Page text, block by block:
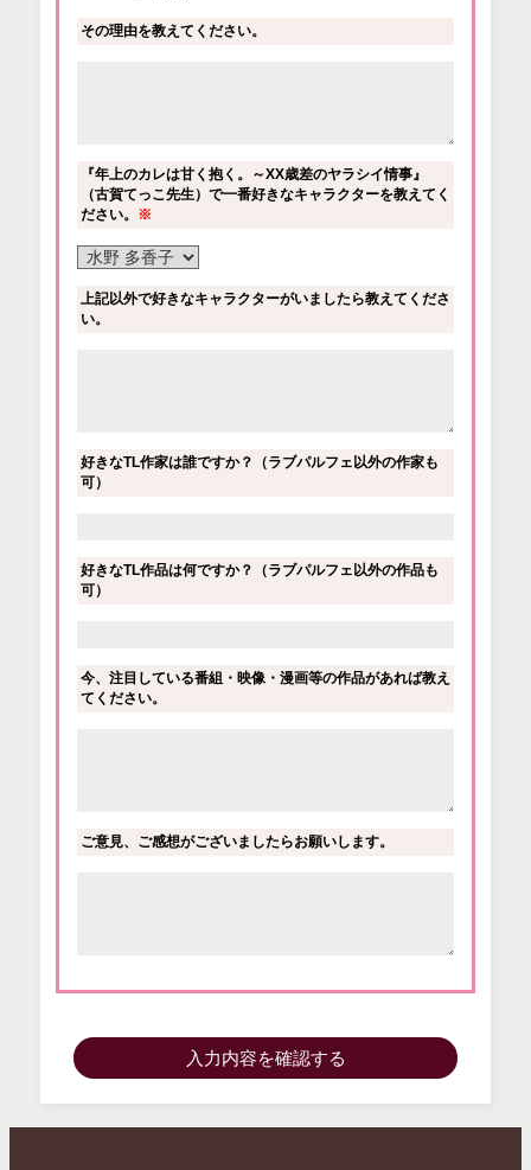
その理由を教えてください。
『年上のカレは甘く抱く。～XX歳差のヤラシイ情事』
（古賀てっこ先生）で一番好きなキャラクターを教えてく
ださい。 ※
上記以外で好きなキャラクターがいましたら教えてくださ
い。
好きなTL作家は誰ですか？（ラブパルフェ以外の作家も
可）
好きなTL作品は何ですか？（ラブパルフェ以外の作品も
可）
今、注目している番組・映像・漫画等の作品があれば教え
てください。
ご意見、ご感想がございましたらお願いします。
入力内容を確認する